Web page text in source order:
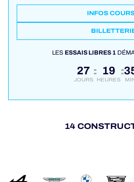
INFOS
LESESSAIS LIBRES 1
27
JOURS
: 19
HEURES
:
14